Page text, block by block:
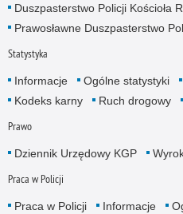
Duszpasterstwo Policji Kościoła
Prawosławne Duszpasterstwo
Statystyka
Informacje Ogólne statystyki
Kodeks karny
Ruch drogowy
Prawo
Dziennik Urzędowy KGP
Praca w Policji
Praca w Policji Informacje